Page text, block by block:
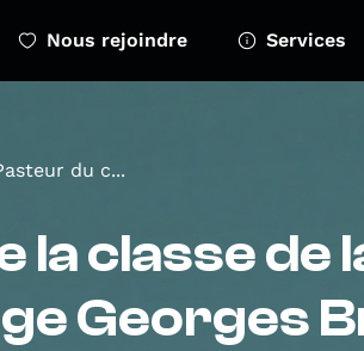
Nous rejoindre Services
du c...
la classe de
Georges